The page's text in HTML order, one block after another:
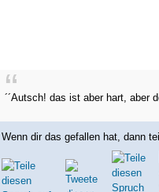
´´Autsch! das ist aber hart, aber
Wenn dir das gefallen hat, dann